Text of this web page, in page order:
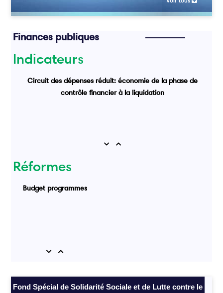
Finances publiques
Indicateurs
Circuit des dépenses réduit: économie de la phase de
contrôle financier à la liquidation
Previous
Réformes
Budget programmes
Previous
Fond Spécial de Solidarité Sociale et de Lutte contre le